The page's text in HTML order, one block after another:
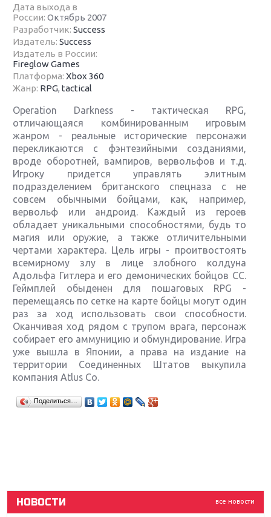
Дата выхода в
России:Октябрь 2007
Разработчик:Success
Издатель:Success
Издатель в России:
Fireglow Games
Платформа:Xbox 360
Жанр: RPG,tactical
Operation Darkness - тактическая RPG,
отличающаяся комбинированным игровым
жанром - реальные исторические персонажи
перекликаются с фэнтезийными созданиями,
вроде оборотней, вампиров, вервольфов и т.д.
Игроку придется управлять элитным
подразделением британского спецназа с не
совсем обычными бойцами, как, например,
вервольф или андроид. Каждый из героев
обладает уникальными способностями, будь то
магия или оружие, а также отличительными
чертами характера. Цель игры - проитвостоять
всемирному злу в лице злобного колдуна
Адольфа Гитлера и его демонических бойцов СС.
Геймплей обыденен для пошаговых RPG -
перемещаясь по сетке на карте бойцы могут один
раз за ход использовать свои способности.
Оканчивая ход рядом с трупом врага, персонаж
собирает его аммуницию и обмундирование. Игра
уже вышла в Японии, а права на издание на
территории Соединенных Штатов выкупила
компания Atlus Co.
Поделиться…
все новости
НОВОСТИ
Крупнейшие релизы мая: Nintendo, Microsoft и
Sony
Far Cry 5: хвалить нельзя ругать